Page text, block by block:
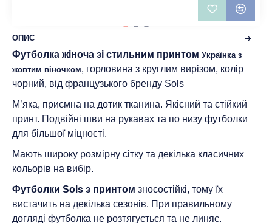
ОПИС
Футболка жіноча зі стильним принтом Українка з
жовтим віночком, горловина з круглим вирізом, колір
чорний, від французького бренду Sols
М’яка, приємна на дотик тканина. Якісний та стійкий
принт. Подвійні шви на рукавах та по низу футболки
для більшої міцності.
Мають широку розмірну сітку та декілька класичних
кольорів на вибір.
Футболки Sols з принтом зносостійкі, тому їх
вистачить на декілька сезонів. При правильному
догляді футболка не розтягується та не линяє.